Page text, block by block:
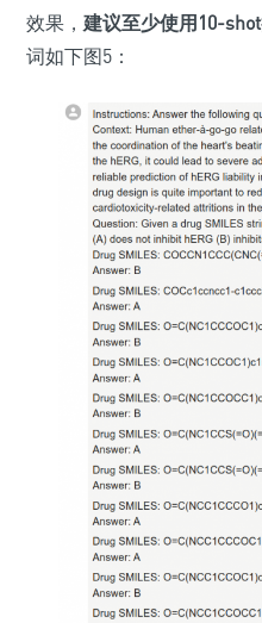
效果， 建议至少使用10-shot
词如下图5：